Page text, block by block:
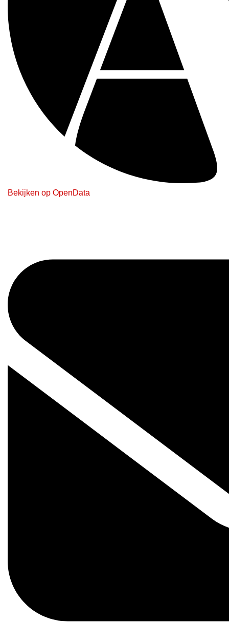
Bekijken op OpenData